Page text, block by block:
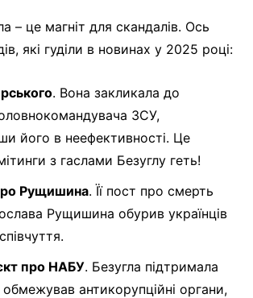
– це магніт для скандалів. Ось
які гуділи в новинах у 2025 році:
. Вона закликала до
ЗСУ,
його в неефективності. Це
з гаслами Безуглу геть!
Рущишина. Її пост про смерть
Рущишина обурив українців
про НАБУ. Безугла підтримала
антикорупційні органи,